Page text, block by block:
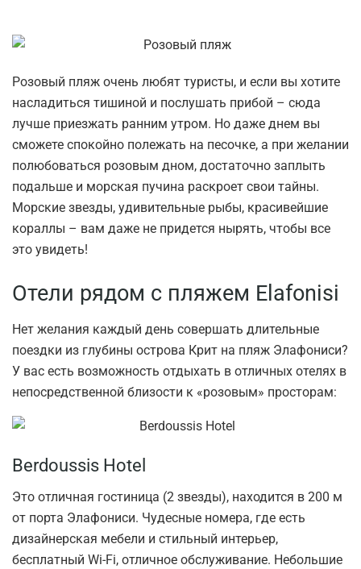
Розовый пляж очень любят туристы, и если вы хотите
насладиться тишиной и послушать прибой – сюда
лучше приезжать ранним утром. Но даже днем вы
сможете спокойно полежать на песочке, а при желании
полюбоваться розовым дном, достаточно заплыть
подальше и морская пучина раскроет свои тайны.
Морские звезды, удивительные рыбы, красивейшие
кораллы – вам даже не придется нырять, чтобы все
это увидеть!
Отели рядом с пляжем Elafonisi
Нет желания каждый день совершать длительные
поездки из глубины острова Крит на пляж Элафониси?
У вас есть возможность отдыхать в отличных отелях в
непосредственной близости к «розовым» просторам:
Berdoussis Hotel
Это отличная гостиница (2 звезды), находится в 200 м
от порта Элафониси. Чудесные номера, где есть
дизайнерская мебели и стильный интерьер,
бесплатный Wi-Fi, отличное обслуживание. Небольшие